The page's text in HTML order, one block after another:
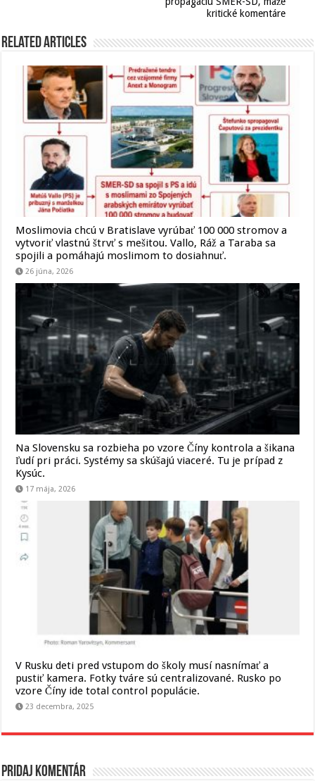
kritické komentáre
Related Articles
Moslimovia chcú v Bratislave vyrúbať 100 000 stromov a
vytvoriť vlastnú štrvť s mešitou. Vallo, Ráž a Taraba sa
spojili a pomáhajú moslimom to dosiahnuť.
26 júna, 2026
Na Slovensku sa rozbieha po vzore Číny kontrola a šikana
ľudí pri práci. Systémy sa skúšajú viaceré. Tu je prípad z
Kysúc.
17 mája, 2026
V Rusku deti pred vstupom do školy musí nasnímať a
pustiť kamera. Fotky tváre sú centralizované. Rusko po
vzore Číny ide total control populácie.
23 decembra, 2025
Pridaj komentár